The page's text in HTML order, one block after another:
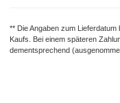
** Die Angaben zum
Kaufs. Bei einem späteren
dementsprechend